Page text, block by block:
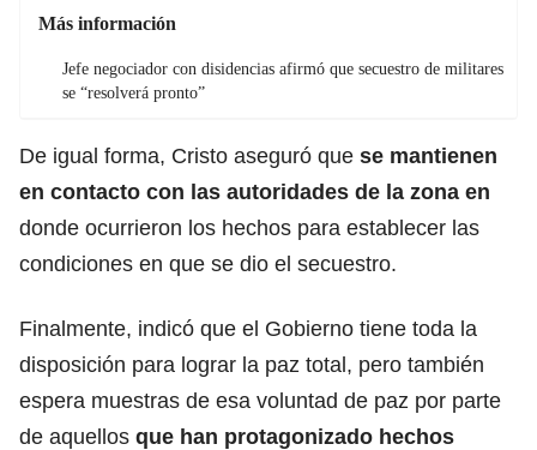
Más información
Jefe negociador con disidencias afirmó que secuestro de militares
se “resolverá pronto”
De igual forma, Cristo aseguró que se mantienen
en contacto con las autoridades de la zona en
donde ocurrieron los hechos para establecer las
condiciones en que se dio el secuestro.
Finalmente, indicó que el Gobierno tiene toda la
disposición para lograr la paz total, pero también
espera muestras de esa voluntad de paz por parte
de aquellos que han protagonizado hechos